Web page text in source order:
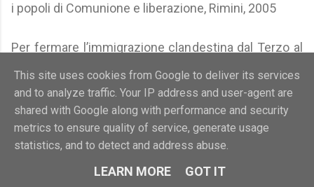
i popoli di Comunione e liberazione, Rimini, 2005
Per fermare l’immigrazione clandestina dal Terzo al
Primo Mondo, basterebbe fermare l’emigrazione
assassina dal Primo al Terzo.
Enzo Raffaele, Aforismi sovrani, 2014
L'immigrazione non è semplicemente compatibile
con la crescita economica, ma è una sua
This site uses cookies from Google to deliver its services
and to analyze traffic. Your IP address and user-agent are
shared with Google along with performance and security
metrics to ensure quality of service, generate usage
statistics, and to detect and address abuse.
LEARN MORE GOT IT